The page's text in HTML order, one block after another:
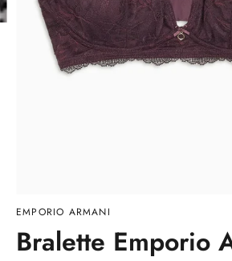
EMPORIO ARMANI
Bralette Emporio